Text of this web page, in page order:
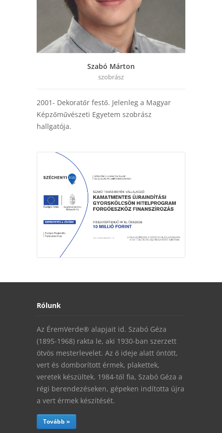
Szabó Márton
szobrász
2001- Dekoratőr festő. Jelenleg a Magyar
Képzőművészeti Egyetem szobrász
hallgatója.
Rólunk
Az ÉremVerde® alapjait id. Szabó Géza
(1895-1968) rakta le, aki 1930-ban szerzett
ötvös mesterlevelet. Az ő ideje alatt öntött,
vert és domborított érmek, plakettek,
veretek készültek. 1984-től fia, Szabó Géza a
régi berendezéseken, gépeken indította újra
a vert érmek készítését.
Tovább »